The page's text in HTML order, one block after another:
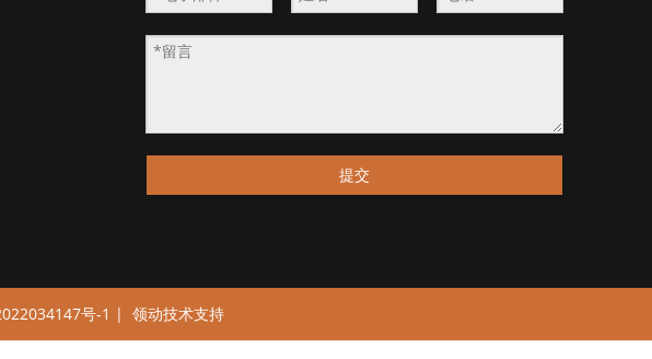
提交
号-1 | 领动技术支持